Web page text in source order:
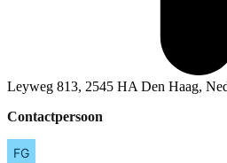
Leyweg 813, 2545 HA Den Haag,
Contactpersoon